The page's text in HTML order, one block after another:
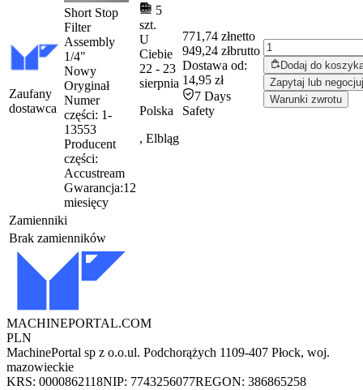
Zaufany
dostawca
Short Stop
Filter
Assembly
1/4"
Nowy
Oryginał
Numer
części: 1-
13553
Producent
części:
Accustream
Gwarancja:12
miesięcy
5
szt.
U
Ciebie
22 - 23
sierpnia
Polska
, Elbląg
771,74 złnetto
949,24 złbrutto
Dostawa od:
14,95 zł
7 Days
Safety
Dodaj do
Zapytaj lub negocjuj
Warunki zwrotu
Zamienniki
Brak zamienników
MACHINEPORTAL.COM
PLN
MachinePortal sp z o.o.ul. Podchorążych 1109-407 Płock, woj.
mazowieckie
KRS: 0000862118NIP: 7743256077REGON: 386865258